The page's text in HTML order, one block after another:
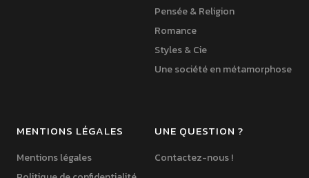
Pensée & Religion
Romance
Styles & Cie
Une société en métamorphose
MENTIONS LÉGALES
Mentions légales
UNE QUESTION ?
Contactez-nous !